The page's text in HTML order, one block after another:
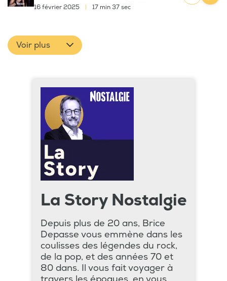
16 février 2025 17 min 37 sec
Voir plus
La Story Nostalgie
Depuis plus de 20 ans, Brice
Depasse vous emmène dans les
coulisses des légendes du rock,
de la pop, et des années 70 et
80 dans. Il vous fait voyager à